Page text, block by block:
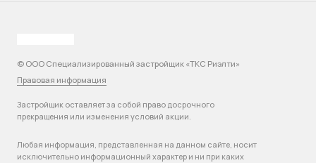
© ООО Специализированный застройщик «ТКС Риэлти»
Правовая информация
Застройщик оставляет за собой право досрочного
прекращения или изменения условий акции.
Любая информация, представленная на данном сайте, носит
исключительно информационный характер и ни при каких